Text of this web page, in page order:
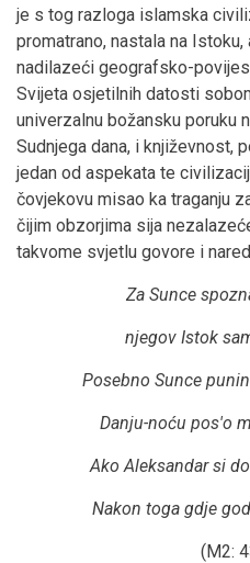
je s tog razloga islamska
promatrano, nastala na
nadilazeći geografsko-
Svijeta osjetilnih datosti
univerzalnu božansku poruku
Sudnjega dana, i književnost,
jedan od aspekata te
čovjekovu misao ka traganju
čijim obzorjima sija
takvome svjetlu govore i
Za Sunce
njegov Istok
Posebno Sunce
Danju-noću pos'o
Ako Aleksandar si
Nakon toga gdje
(M2: